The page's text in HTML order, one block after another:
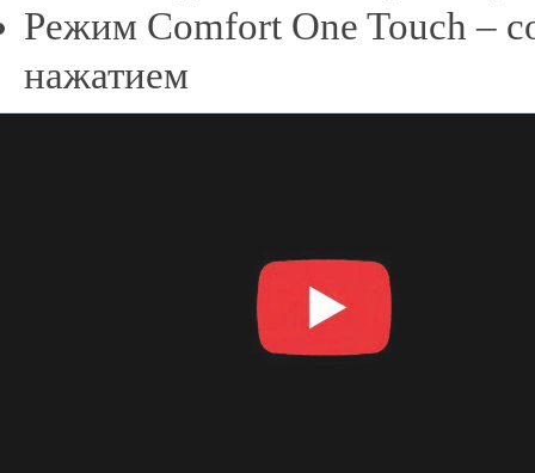
Режим Comfort One Touch –
нажатием